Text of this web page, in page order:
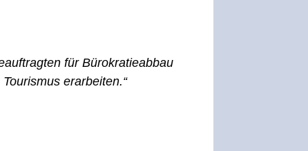
für Bürokratieabbau
erarbeiten.“